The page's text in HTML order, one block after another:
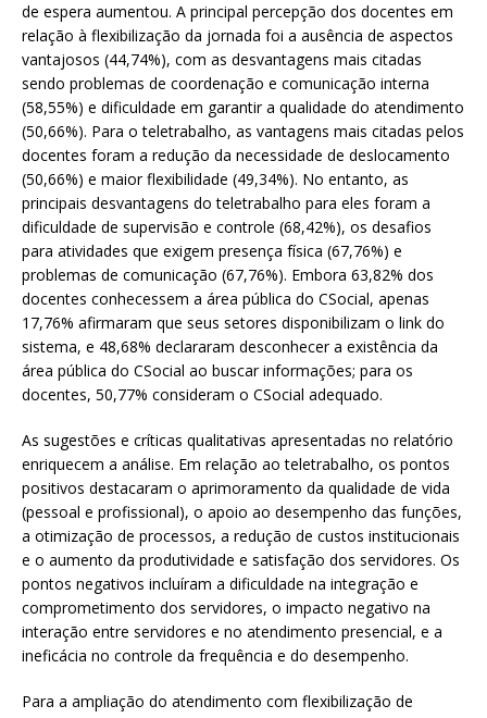
de espera aumentou. A principal percepção dos docentes em
relação à flexibilização da jornada foi a ausência de aspectos
vantajosos (44,74%), com as desvantagens mais citadas
sendo problemas de coordenação e comunicação interna
(58,55%) e dificuldade em garantir a qualidade do atendimento
(50,66%). Para o teletrabalho, as vantagens mais citadas pelos
docentes foram a redução da necessidade de deslocamento
(50,66%) e maior flexibilidade (49,34%). No entanto, as
principais desvantagens do teletrabalho para eles foram a
dificuldade de supervisão e controle (68,42%), os desafios
para atividades que exigem presença física (67,76%) e
problemas de comunicação (67,76%). Embora 63,82% dos
docentes conhecessem a área pública do CSocial, apenas
17,76% afirmaram que seus setores disponibilizam o link do
sistema, e 48,68% declararam desconhecer a existência da
área pública do CSocial ao buscar informações; para os
docentes, 50,77% consideram o CSocial adequado.
As sugestões e críticas qualitativas apresentadas no relatório
enriquecem a análise. Em relação ao teletrabalho, os pontos
positivos destacaram o aprimoramento da qualidade de vida
(pessoal e profissional), o apoio ao desempenho das funções,
a otimização de processos, a redução de custos institucionais
e o aumento da produtividade e satisfação dos servidores. Os
pontos negativos incluíram a dificuldade na integração e
comprometimento dos servidores, o impacto negativo na
interação entre servidores e no atendimento presencial, e a
ineficácia no controle da frequência e do desempenho.
Para a ampliação do atendimento com flexibilização de